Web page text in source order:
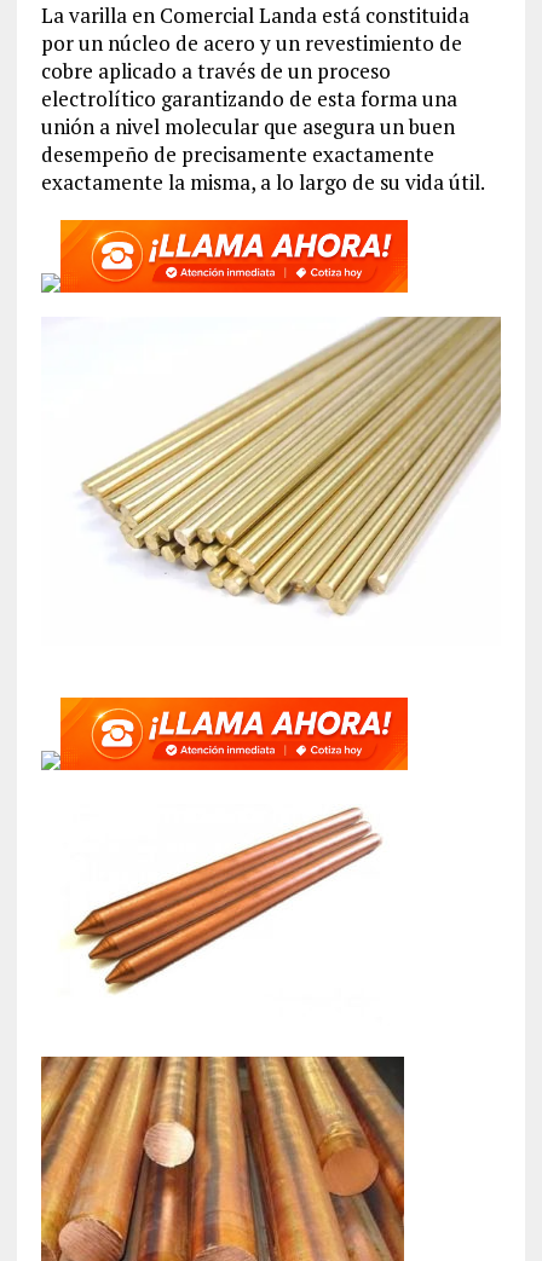
La varilla en Comercial Landa está constituida
por un núcleo de acero y un revestimiento de
cobre aplicado a través de un proceso
electrolítico garantizando de esta forma una
unión a nivel molecular que asegura un buen
desempeño de precisamente exactamente
exactamente la misma, a lo largo de su vida útil.